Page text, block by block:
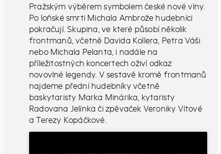
Pražským výběrem symbolem české nové vlny.
Po loňské smrti Michala Ambrože hudebníci
pokračují. Skupina, ve které působí několik
frontmanů, včetně Davida Kollera, Petra Váši
nebo Michala Pelanta, i nadále na
příležitostných koncertech oživí odkaz
novovlné legendy. V sestavě kromě frontmanů
najdeme přední hudebníky včetně
baskytaristy Marka Minárika, kytaristy
Radovana Jelínka či zpěvaček Veroniky Vítové
a Terezy Kopáčkové.